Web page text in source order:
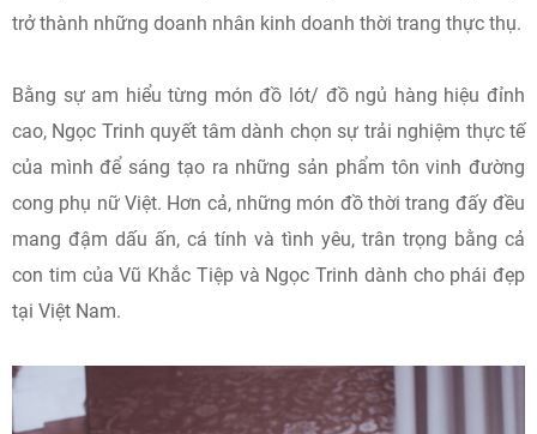
trở thành những doanh nhân kinh doanh thời trang thực thụ.
Bằng sự am hiểu từng món đồ lót/ đồ ngủ hàng hiệu đỉnh
cao, Ngọc Trinh quyết tâm dành chọn sự trải nghiệm thực tế
của mình để sáng tạo ra những sản phẩm tôn vinh đường
cong phụ nữ Việt. Hơn cả, những món đồ thời trang đấy đều
mang đậm dấu ấn, cá tính và tình yêu, trân trọng bằng cả
con tim của Vũ Khắc Tiệp và Ngọc Trinh dành cho phái đẹp
tại Việt Nam.